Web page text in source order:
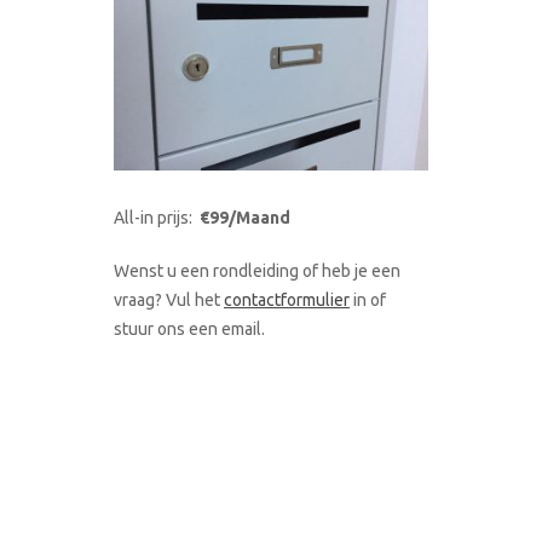
All-in prijs: €99/Maand
Wenst u een rondleiding of heb je een
vraag? Vul hetcontactformulierin of
stuur ons een email.